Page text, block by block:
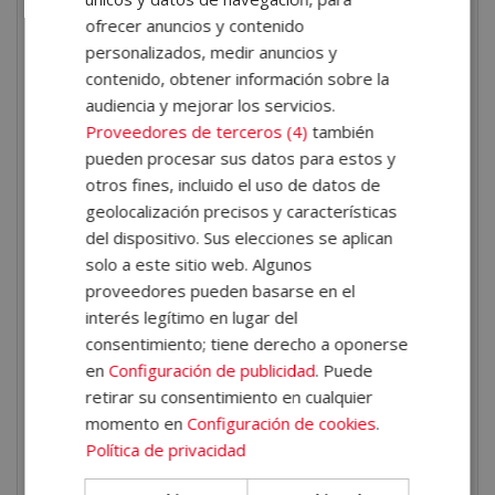
orientadas al consumidor actual.
Gestionar campañas publicitarias en redes
sociales. Aprenderás a segmentar audiencias y
lanzar campañas en Meta, Instagram, TikTok, etc.,
utilizando sus respectivas herramientas publicitarias.
Usar herramientas de e-commerce y diseño
web. Te familiarizarás con plataformas como
WordPress, WooCommerce o PrestaShop para
crear y gestionar tiendas online, así como nociones
básicas de diseño responsive.
Medir resultados y analizar métricas clave
Sabrás cómo evaluar el rendimiento de campañas
mediante indicadores específicos, tanto en medios
tradicionales como digitales.
Gestionar la atención al cliente. Conocerás
técnicas para fidelizar clientes y herramientas para
automatizar respuestas, generar leads y mejorar la
ofrecer anuncios y contenido
personalizados, medir anuncios y
contenido, obtener información sobre la
audiencia y mejorar los servicios.
Proveedores de terceros (4) también
pueden procesar sus datos para estos y
otros fines, incluido el uso de datos de
geolocalización precisos y características
del dispositivo. Sus elecciones se aplican
solo a este sitio web. Algunos
proveedores pueden basarse en el
interés legítimo en lugar del
consentimiento; tiene derecho a oponerse
enConfiguración de publicidad. Puede
retirar su consentimiento en cualquier
momento enConfiguración de cookies.
Política de privacidad